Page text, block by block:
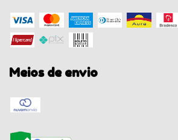
Meios de envio